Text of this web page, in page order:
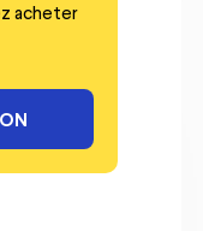
acheter